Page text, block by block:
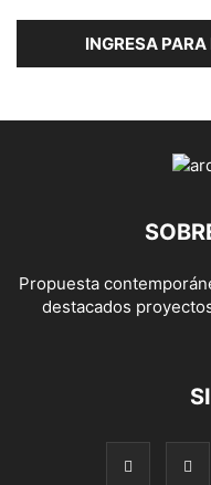
INGRESA
Propuesta
destacados